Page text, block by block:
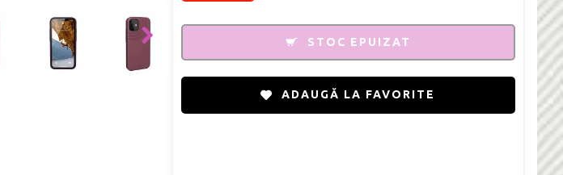
STOC EPUIZAT
ADAUGĂ LA FAVORITE